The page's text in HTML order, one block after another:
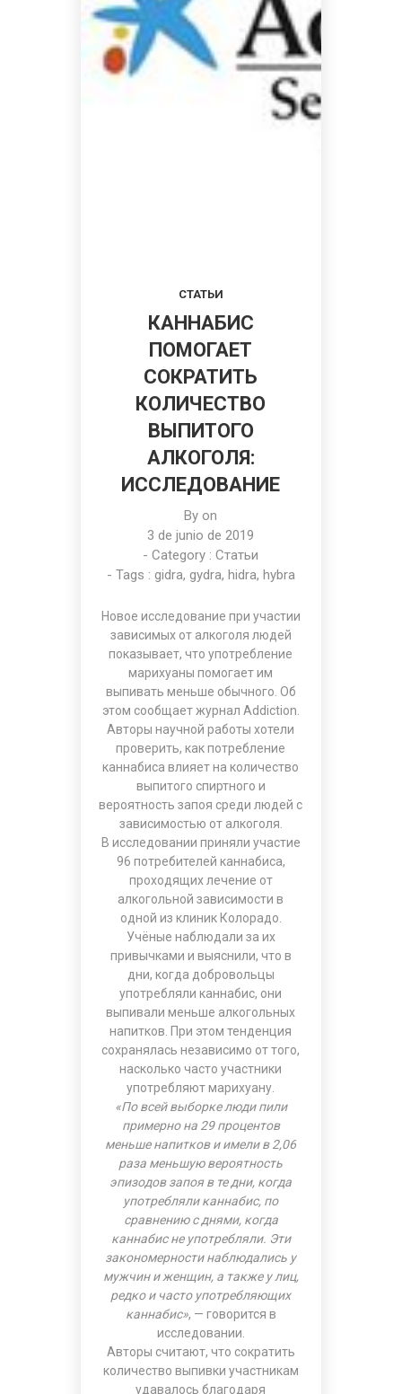
СТАТЬИ
КАННАБИС
ПОМОГАЕТ
СОКРАТИТЬ
КОЛИЧЕСТВО
ВЫПИТОГО
АЛКОГОЛЯ:
ИССЛЕДОВАНИЕ
By on
3 de junio de 2019
- Category :Статьи
- Tags : gidra, gydra, hidra, hybra
Новое исследование при участии
зависимых от алкоголя людей
показывает, что употребление
марихуаны помогает им
выпивать меньше обычного. Об
этом сообщает журнал Addiction.
Авторы научной работы хотели
проверить, как потребление
каннабиса влияет на количество
выпитого спиртного и
вероятность запоя среди людей с
зависимостью от алкоголя.
В исследовании приняли участие
96 потребителей каннабиса,
проходящих лечение от
алкогольной зависимости в
одной из клиник Колорадо.
Учёные наблюдали за их
привычками и выяснили, что в
дни, когда добровольцы
употребляли каннабис, они
выпивали меньше алкогольных
напитков. При этом тенденция
сохранялась независимо от того,
насколько часто участники
употребляют марихуану.
«По всей выборке люди пили
примерно на 29 процентов
меньше напитков и имели в 2,06
раза меньшую вероятность
эпизодов запоя в те дни, когда
употребляли каннабис, по
сравнению с днями, когда
каннабис не употребляли. Эти
закономерности наблюдались у
мужчин и женщин, а также у лиц,
редко и часто употребляющих
каннабис», — говорится в
исследовании.
Авторы считают, что сократить
количество выпивки участникам
удавалось благодаря